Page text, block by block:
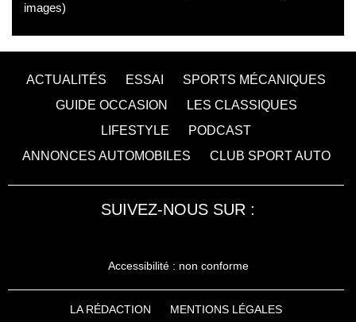
images)
ACTUALITÉS ESSAI
SPORTS MÉCANIQUES
GUIDE OCCASION
LES CLASSIQUES
LIFESTYLE
PODCAST
ANNONCES AUTOMOBILES
CLUB SPORT AUTO
SUIVEZ-NOUS SUR :
Accessibilité : non conforme
LA RÉDACTION MENTIONS LÉGALES